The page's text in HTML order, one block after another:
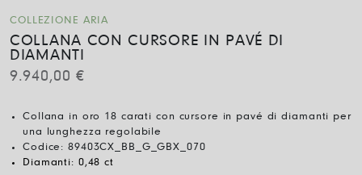
COLLEZIONE ARIA
COLLANA CON CURSORE IN PAVÉ DI
DIAMANTI
9.940,00€
Collana in oro 18 carati con cursore in pavé di diamanti per
una lunghezza regolabile
Codice:89403CX_BB_G_GBX_070
Diamanti: 0,48 ct